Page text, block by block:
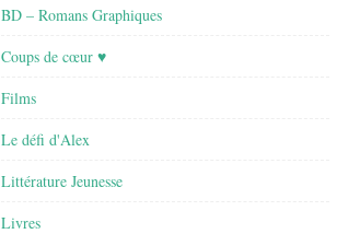
BD – Romans Graphiques
Coups de cœur ♥
Films
Le défi d'Alex
Littérature Jeunesse
Livres